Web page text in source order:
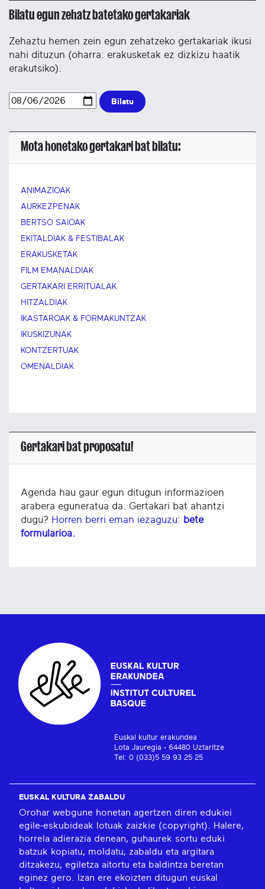
Bilatu egun zehatz batetako gertakariak
Zehaztu hemen zein egun zehatzeko gertakariak ikusi
nahi dituzun (oharra: erakusketak ez dizkizu haatik
erakutsiko).
Bilatu
Mota honetako gertakari bat bilatu:
ANIMAZIOAK
AURKEZPENAK
BERTSO SAIOAK
EKITALDIAK & FESTIBALAK
ERAKUSKETAK
FILM EMANALDIAK
GERTAKARI ERRITUALAK
HITZALDIAK
IKASTAROAK & FORMAKUNTZAK
IKUSKIZUNAK
KONTZERTUAK
OMENALDIAK
Gertakari bat proposatu!
Agenda hau gaur egun ditugun informazioen
arabera eguneratua da. Gertakari bat ahantzi
dugu? Horren berri eman iezaguzu: bete
formularioa.
Euskal kultur erakundea
Lota Jauregia - 64480 Uztaritze
Tel: 0 (033)5 59 93 25 25
EUSKAL KULTURA ZABALDU
Orohar webgune honetan agertzen diren edukiei
egile-eskubideak lotuak zaizkie (copyright). Halere,
horrela adierazia denean, guhaurek sortu eduki
batzuk kopiatu, moldatu, zabaldu eta argitara
ditzakezu, egiletza aitortu eta baldintza beretan
eginez gero. Izan ere ekoizten ditugun euskal